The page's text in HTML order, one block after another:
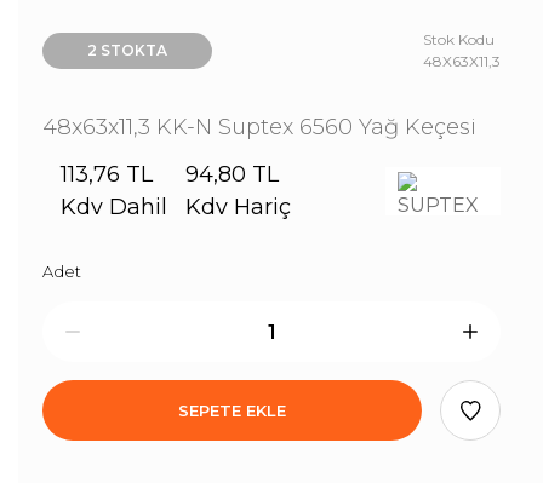
2 STOKTA
Stok Kodu
48X63X11,3
48x63x11,3 KK-N Suptex 6560 Yağ Keçesi
113,76 TL
Kdv Dahil
94,80 TL
Kdv Hariç
Adet
SEPETE EKLE